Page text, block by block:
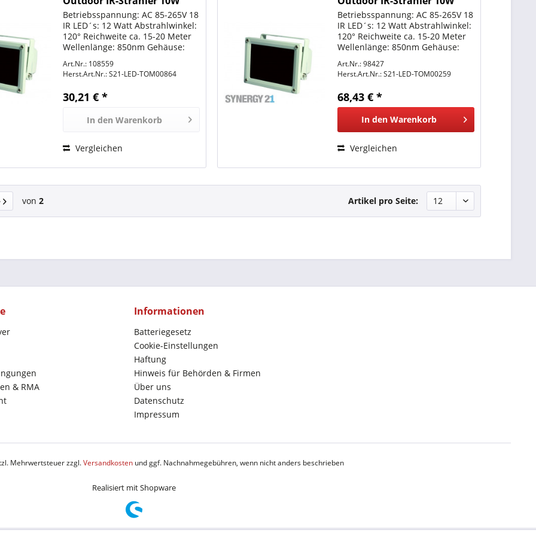
SECURITY LINE Infrarot mit
850nm
Betriebsspannung: AC 85-265V 18
IR LED´s: 12 Watt Abstrahlwinkel:
120° Reichweite ca. 15-20 Meter
Wellenlänge: 850nm Gehäuse:
weiss) Arbeitstemperatur: -10°C
bis +55°C Schutzklasse: IP65...
Art.Nr.: 108559
Herst.Art.Nr.:S21-LED-TOM00864
30,21 € *
In den Warenkorb
Vergleichen
SECURITY LINE Infrarot mit
850nm
Betriebsspannung: AC 85-265V 18
IR LED´s: 12 Watt Abstrahlwinkel:
120° Reichweite ca. 15-20 Meter
Wellenlänge: 850nm Gehäuse:
Arbeitstemperatur: -10°C bis
+55°C Schutzklasse: IP65
(Strahlwasserfest) incl....
Art.Nr.: 98427
Herst.Art.Nr.:S21-LED-TOM00259
68,43 € *
In den Warenkorb
Vergleichen
von 2 Artikel pro Seite:
& RMA
Informationen
Batteriegesetz
Cookie-Einstellungen
Haftung
Hinweis für Behörden & Firmen
Über uns
Datenschutz
Impressum
Mehrwertsteuer zzgl.Versandkostenund ggf. Nachnahmegebühren, wenn nicht anders beschrieben
Realisiert mit Shopware